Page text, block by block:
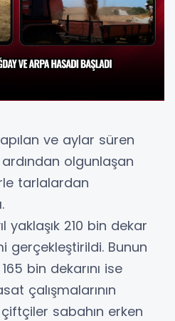
ve aylar süren
ardından olgunlaşan
tarlalardan
yaklaşık 210 bin dekar
gerçekleştirildi. Bunun
bin dekarını ise
çalışmalarının
sabahın erken